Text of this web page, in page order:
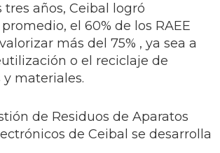
años, Ceibal logró
el 60% de los RAEE
más del 75% , ya sea a
o el reciclaje de
materiales.
de Residuos de Aparatos
de Ceibal se desarrolla